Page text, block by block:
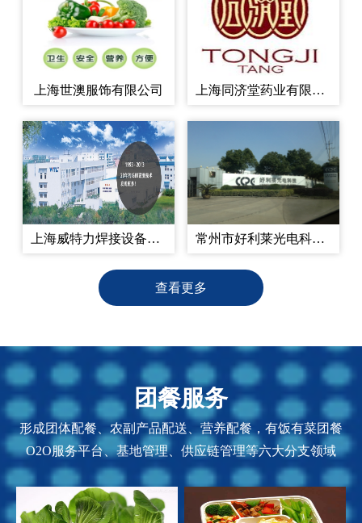
上海世澳服饰有限公司 上海同济堂药业有限公司
上海威特力焊接设备制造股份有限公司 常州市好利莱光电科技有限公司
查看更多
团餐服务
形成团体配餐、农副产品配送、营养配餐，有饭有菜团餐
O2O服务平台、基地管理、供应链管理等六大分支领域